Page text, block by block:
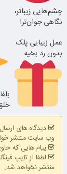
بلفا با 25%
تخفیف
چشم‌هایی زیباتر،
نگاهی جوان‌تر!
25% تخفیف
عمل زیبایی پلک
بدون رد بخیه
۱۰ میلیون تومان
تخفیف ویژه
دیدگاه های
وب سایت منتشر
پیام هایی که
لطفا از تایپ
منتشر نخواهد شد.